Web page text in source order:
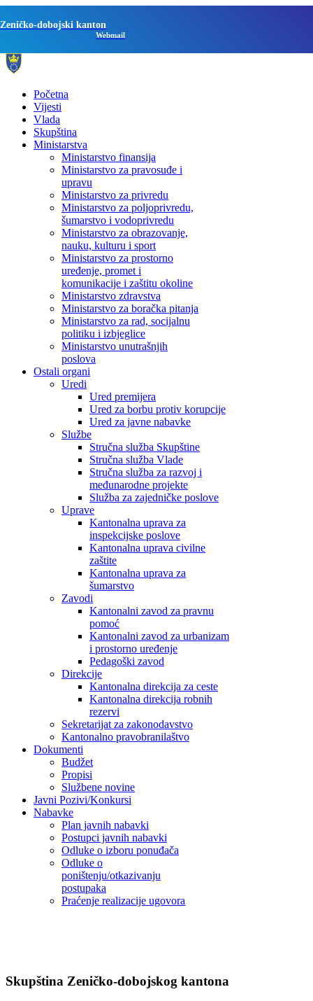
Zeničko-dobojski kanton
Webmail
Početna
Vijesti
Vlada
Skupština
Ministarstva
Ministarstvo finansija
Ministarstvo za pravosuđe i
upravu
Ministarstvo za privredu
Ministarstvo za poljoprivredu,
šumarstvo i vodoprivredu
Ministarstvo za obrazovanje,
nauku, kulturu i sport
Ministarstvo za prostorno
uređenje, promet i
komunikacije i zaštitu okoline
Ministarstvo zdravstva
Ministarstvo za boračka pitanja
Ministarstvo za rad, socijalnu
politiku i izbjeglice
Ministarstvo unutrašnjih
poslova
Ostali organi
Uredi
Ured premijera
Ured za borbu protiv korupcije
Ured za javne nabavke
Službe
Stručna služba Skupštine
Stručna služba Vlade
Stručna služba za razvoj i
međunarodne projekte
Služba za zajedničke poslove
Uprave
Kantonalna uprava za
inspekcijske poslove
Kantonalna uprava civilne
zaštite
Kantonalna uprava za
šumarstvo
Zavodi
Kantonalni zavod za pravnu
pomoć
Kantonalni zavod za urbanizam
i prostorno uređenje
Pedagoški zavod
Direkcije
Kantonalna direkcija za ceste
Kantonalna direkcija robnih
rezervi
Sekretarijat za zakonodavstvo
Kantonalno pravobranilaštvo
Dokumenti
Budžet
Propisi
Službene novine
Javni Pozivi/Konkursi
Nabavke
Plan javnih nabavki
Postupci javnih nabavki
Odluke o izboru ponuđača
Odluke o
poništenju/otkazivanju
postupaka
Praćenje realizacije ugovora
Skupština Zeničko-dobojskog kantona